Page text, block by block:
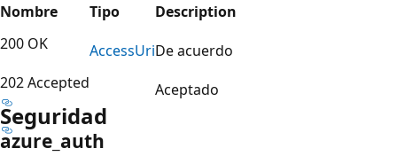
Nombre Tipo
Description
200 OK
AccessUriDe acuerdo
202 Accepted
Aceptado
Seguridad
azure_auth